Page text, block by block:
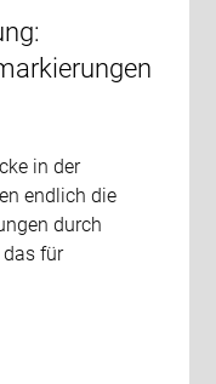
in der
endlich die
durch
das für